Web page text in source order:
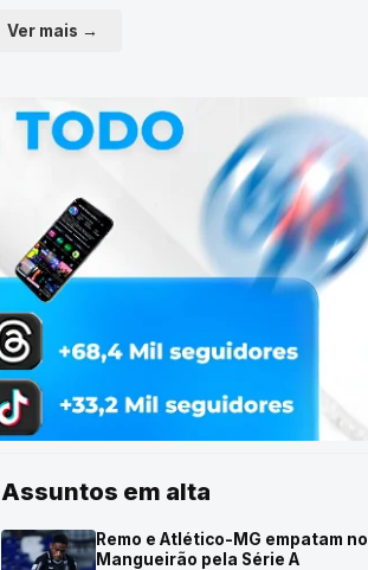
Ver mais →
Assuntos em alta
Remo e Atlético-MG empatam no
Mangueirão pela Série A